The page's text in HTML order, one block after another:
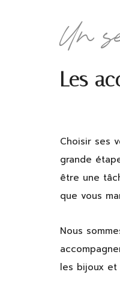
Un
Les
Choisir ses
grande
être une
que vous
Nous
les bijoux et